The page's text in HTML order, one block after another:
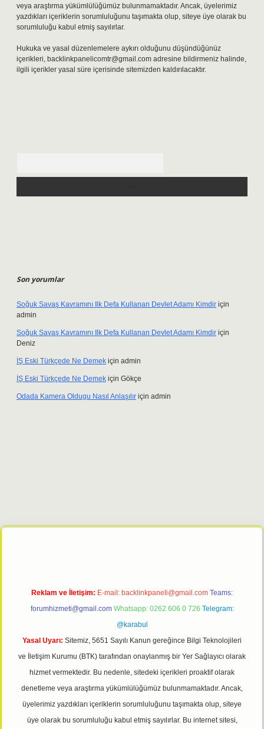
veya araştırma yükümlülüğümüz bulunmamaktadır. Ancak, üyelerimiz
yazdıkları içeriklerin sorumluluğunu taşımakta olup, siteye üye olarak bu
sorumluluğu kabul etmiş sayılırlar.
Hukuka ve yasal düzenlemelere aykırı olduğunu düşündüğünüz
içerikleri, backlinkpanelicomtr@gmail.com adresine bildirmeniz halinde,
ilgili içerikler yasal süre içerisinde sitemizden kaldırılacaktır.
Son yorumlar
Soğuk Savaş Kavramını Ilk Defa Kullanan Devlet Adamı Kimdir için
admin
Soğuk Savaş Kavramını Ilk Defa Kullanan Devlet Adamı Kimdir için
Deniz
İŞ Eski Türkçede Ne Demek için admin
İŞ Eski Türkçede Ne Demek için Gökçe
Odada Kamera Oldugu Nasıl Anlaşılır için admin
Reklam ve İletişim: E-mail: backlinkpaneli@gmail.com Teams:
forumhizmeti@gmail.com Whatsapp: 0262 606 0 726 Telegram:
@karabul
Yasal Uyarı: Sitemiz, 5651 Sayılı Kanun gereğince Bilgi Teknolojileri
ve İletişim Kurumu (BTK) tarafından onaylanmış bir Yer Sağlayıcı olarak
hizmet vermektedir. Bu nedenle, sitedeki içerikleri proaktif olarak
denetleme veya araştırma yükümlülüğümüz bulunmamaktadır. Ancak,
üyelerimiz yazdıkları içeriklerin sorumluluğunu taşımakta olup, siteye
üye olarak bu sorumluluğu kabul etmiş sayılırlar. Bu internet sitesi,